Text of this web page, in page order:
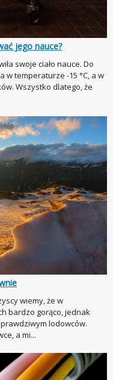
jego nauce?
swoje ciało nauce. Do
w temperaturze -15 °C, a w
Wszystko dlatego, że
wiemy, że w
bardzo gorąco, jednak
lodowców.
a mi...